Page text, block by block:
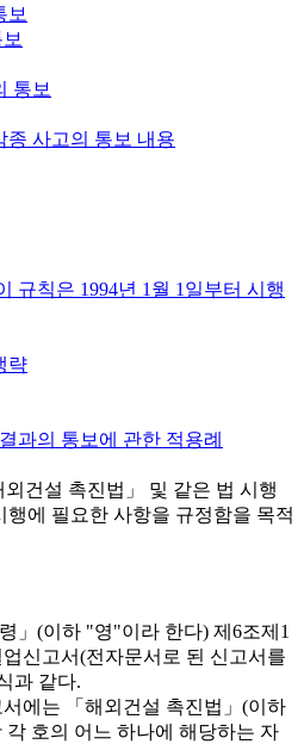
보
통보
종 사고의 통보 내용
규칙은 1994년 1월 1일부터 시행
략
과의 통보에 관한 적용례
건설 촉진법」 및 같은 법 시행
에 필요한 사항을 규정함을 목적
」(이하 "영"이라 한다) 제6조제1
신고서(전자문서로 된 신고서를
과 같다.
에는 「해외건설 촉진법」(이하
호의 어느 하나에 해당하는 자